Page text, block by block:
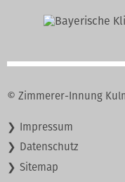
© Zimmerer-Innung
Navigation
überspringen
Impressum
Datenschutz
Sitemap